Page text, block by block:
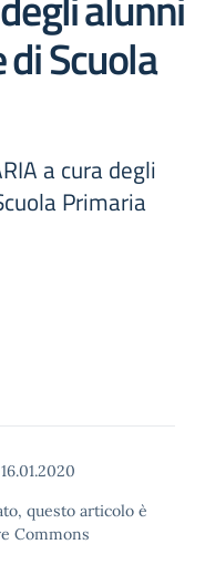
Scuola
a cura degli
Primaria
16.01.2020
questo articolo è
Commons